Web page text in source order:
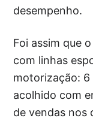
desempenho.
Foi assim que
com linhas
motorização:
acolhido com
de vendas nos